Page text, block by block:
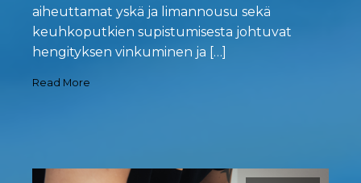
aiheuttamat yskä ja limannousu sekä
keuhkoputkien supistumisesta johtuvat
hengityksen vinkuminen ja […]
Read More